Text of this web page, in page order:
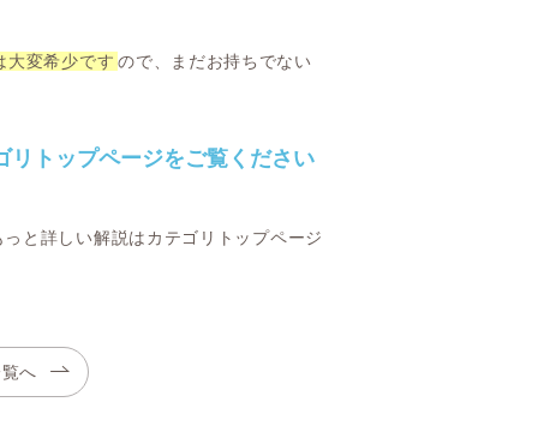
大変希少です ので、まだお持ちでない
リトップページをご覧ください
と詳しい解説はカテゴリトップページ
へ